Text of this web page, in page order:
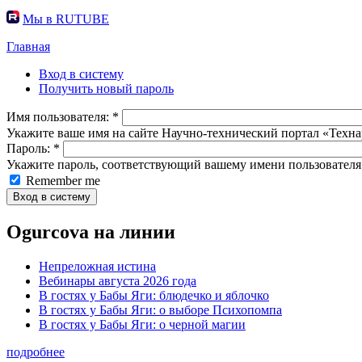
Мы в RUTUBE
Главная
Вход в систему
Получить новый пароль
Имя пользователя: *
Укажите ваше имя на сайте Научно-технический портал
Пароль: *
Укажите пароль, соответствующий вашему имени
Remember me
Ogurcova на линии
Непреложная истина
Вебинары августа 2026 года
В гостях у Бабы Яги: блюдечко и яблочко
В гостях у Бабы Яги: о выборе Психопомпа
В гостях у Бабы Яги: о черной магии
подробнее